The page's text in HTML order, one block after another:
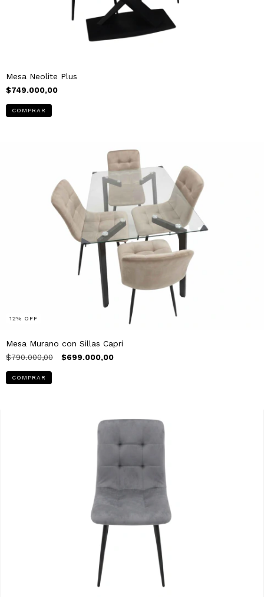
Mesa Neolite Plus
$749.000,00
12% OFF
Mesa Murano con Sillas Capri
$790.000,00 $699.000,00